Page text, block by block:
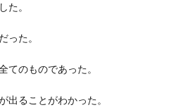
た。
った。
てのものであった。
出ることがわかった。